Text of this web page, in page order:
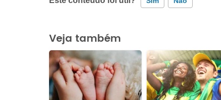
Este conteúdo contém informação incorreta
Este conteúdo não tem a informação que procuro
Outro
Veja também